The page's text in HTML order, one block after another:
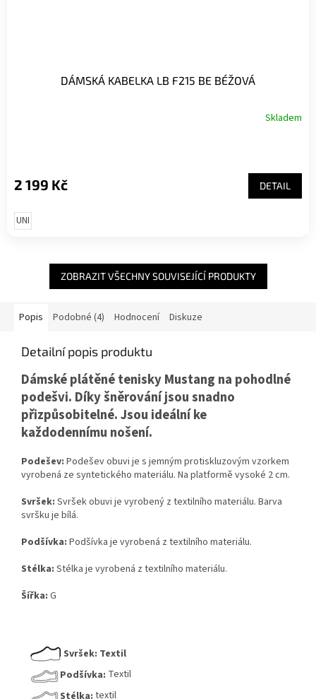
DÁMSKÁ KABELKA LB F215 BE BÉŽOVÁ
Skladem
2 199 Kč DETAIL
UNI
ZOBRAZIT VŠECHNY SOUVISEJÍCÍ PRODUKTY
Popis Podobné (4) Hodnocení Diskuze
Detailní popis produktu
Dámské plátěné tenisky Mustang na pohodlné
podešvi. Díky šněrování jsou snadno
přizpůsobitelné. Jsou ideální ke
každodennímu nošení.
Podešev: Podešev obuvi je s jemným protiskluzovým vzorkem
vyrobená ze syntetického materiálu. Na platformě vysoké 2 cm.
Svršek: Svršek obuvi je vyrobený z textilního materiálu. Barva
svršku je bílá.
Podšívka: Podšívka je vyrobená z textilního materiálu.
Stélka: Stélka je vyrobená z textilního materiálu.
Šířka: G
Svršek: Textil
Podšívka: Textil
Stélka: textil